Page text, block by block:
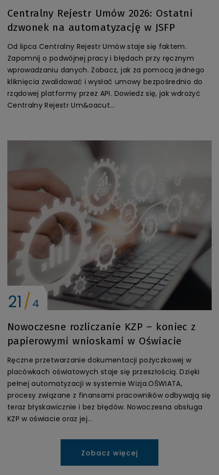
Centralny Rejestr Umów 2026: Ostatni
dzwonek na automatyzację w JSFP
Od lipca Centralny Rejestr Umów staje się faktem.
Zapomnij o podwójnej pracy i błędach przy ręcznym
wprowadzaniu danych. Zobacz, jak za pomocą jednego
kliknięcia zwalidować i wysłać umowy bezpośrednio do
rządowej platformy przez API. Dowiedz się, jak wdrożyć
Centralny Rejestr Um&oacut...
21 4
Nowoczesne rozliczanie KZP – koniec z
papierowymi wnioskami w Oświacie
Ręczne przetwarzanie dokumentacji pożyczkowej w
placówkach oświatowych staje się przeszłością. Dzięki
pełnej automatyzacji w systemie Wizja.OŚWIATA,
procesy związane z finansami pracowników odbywają się
teraz błyskawicznie i bez błędów. Nowoczesna obsługa
KZP w oświacie oraz jej...
Zobacz więcej